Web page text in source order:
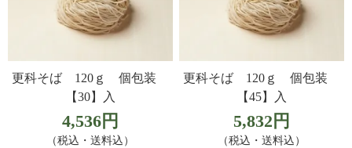
更科そば 120ｇ 個包装
【30】入
4,536円
（税込・送料込）
更科そば 120ｇ 個包装
【45】入
5,832円
（税込・送料込）